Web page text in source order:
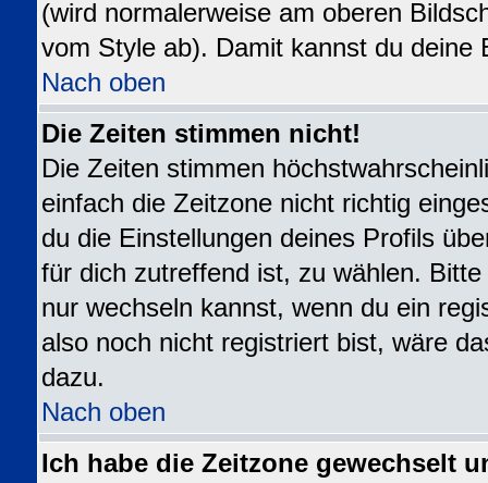
(wird normalerweise am oberen
vom Style ab). Damit kannst du deine
Nach oben
Die Zeiten stimmen nicht!
Die Zeiten stimmen
einfach die Zeitzone nicht richtig
du die Einstellungen deines Profils
für dich zutreffend ist, zu wählen.
nur wechseln kannst, wenn du ein
also noch nicht registriert bist, wäre
dazu.
Nach oben
Ich habe die Zeitzone gewechselt